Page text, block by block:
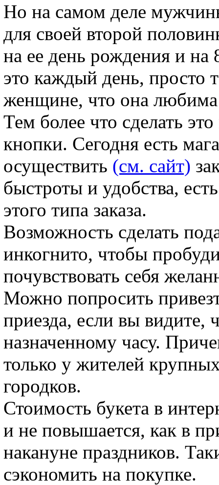
Но на самом деле
для своей второй
на ее день рождения и
это каждый день, просто
женщине, что она
Тем более что сделать
кнопки. Сегодня есть
осуществить (см. сайт)
быстроты и удобства,
этого типа заказа.
Возможность сделать
инкогнито, чтобы
почувствовать себя
Можно попросить
приезда, если вы видите,
назначенному часу.
только у жителей
городков.
Стоимость букета в
и не повышается, как в
накануне праздников.
сэкономить на покупке.